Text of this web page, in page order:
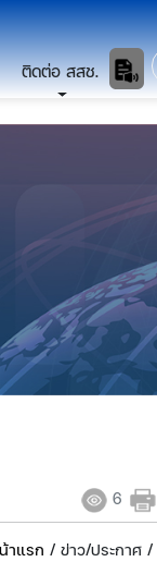
ติดต่อ สสช.
6
าแรก / ข่าว/ประกาศ /